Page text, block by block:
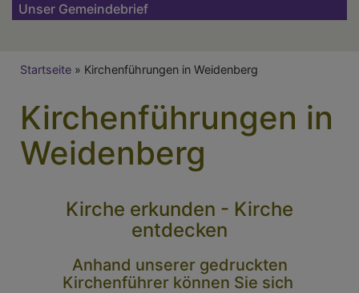
Unser Gemeindebrief
Breadcrumb
Startseite Kirchenführungen in Weidenberg
Kirchenführungen in
Weidenberg
Kirche erkunden - Kirche
entdecken
Anhand unserer gedruckten
Kirchenführer können Sie sich